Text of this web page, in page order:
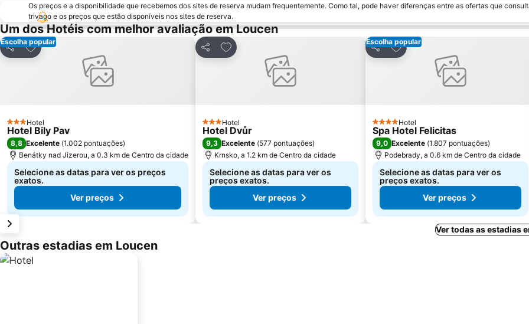
Os preços e a disponibilidade que recebemos dos sites de reserva mudam frequentemente. Como tal, pode haver diferenças entre as ofertas que
trivago e os preços que estão disponíveis nos sites de reserva.
Um dos Hotéis com melhor avaliação em Loucen
Escolha popular
Partilhar
Adicionar aos favoritos
3 Estrelas
Hotel
Hotel Bily Pav
8,8 Excelente (1.002 pontuações)
Benátky nad Jizerou, a 0.3 km de Centro da cidade
Selecione as datas para ver os preços
exatos.
Ver preços
Partilhar
Adicionar aos favoritos
3 Estrelas
Hotel
Hotel Dvůr
9,3 Excelente (577 pontuações)
Krnsko, a 1.2 km de Centro da cidade
Selecione as datas para ver os
preços exatos.
Ver preços
Escolha popular
Partilhar
Adicionar aos favoritos
4 Estrelas
Hotel
Spa Hotel Felicitas
9,0 Excelente (1.807 pontuações)
Podebrady, a 0.6 km de Centro da cidade
Selecione as datas para ver os
preços exatos.
Ver preços
Ver todas as estadias
Outras estadias em Loucen